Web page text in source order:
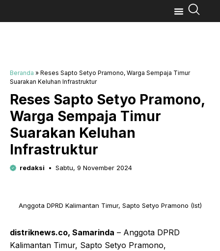
Beranda » Reses Sapto Setyo Pramono, Warga Sempaja Timur
Suarakan Keluhan Infrastruktur
Reses Sapto Setyo Pramono,
Warga Sempaja Timur
Suarakan Keluhan
Infrastruktur
redaksi Sabtu, 9 November 2024
Anggota DPRD Kalimantan Timur, Sapto Setyo Pramono (Ist)
distriknews.co, Samarinda – Anggota DPRD
Kalimantan Timur, Sapto Setyo Pramono,